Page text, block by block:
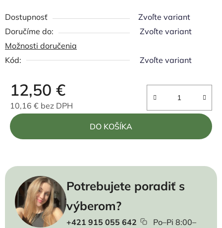
Dostupnosť
Zvoľte variant
Zvoľte variant
Možnosti doručenia
Kód:
Zvoľte variant
12,50 €
10,16 € bez DPH
Jednotková cena:
DO KOŠÍKA
Potrebujete poradiť s
výberom?
+421 915 055 642
Po–Pi 8:00–